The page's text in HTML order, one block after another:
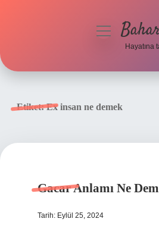
menüyü
Hayatına
Etiket:Ex insan ne demek
Gacar Anlamı Ne
Tarih: Eylül 25, 2024